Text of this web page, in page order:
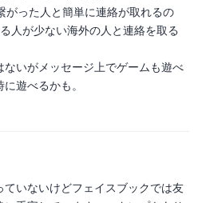
がった人と簡単に連絡が取れるの
人が少ない海外の人と連絡を取る
ないがメッセージ上でゲームも遊べ
遊べるかも。
ていないけどフェイスブックでは友